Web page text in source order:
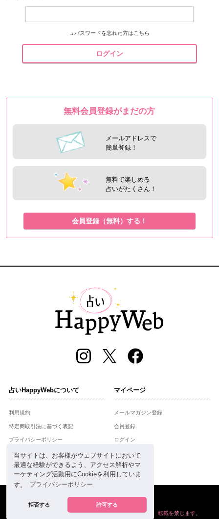
当サイトは、お客様がウェブサイトにおいて
最適な経験ができるよう、アクセス解析やマ
ーケティング活動用にCookieを利用していま
す。
プライバシーポリシー
拒否する 許可する
→ パスワードを忘れた方はこちら
ログイン
無料会員登録がまだの方
メールアドレスで
簡単登録！
無料で楽しめる
占いがたくさん！
会員登録（無料）する！
占いHappyWebについて
利用規約
特定商取引法に基づく表記
プライバシーポリシー
運営会社
お問合せ
マイページ
メールマガジン登録
会員登録
ログイン
powered by
掲載の情報や画像など、すべてのコンテンツの無断複写、転載を禁じます。